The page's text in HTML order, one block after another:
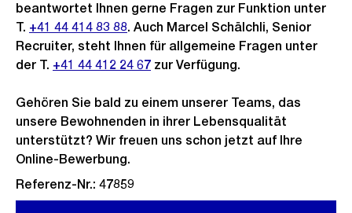
beantwortet Ihnen gerne Fragen zur Funktion unter
T. +41 44 414 83 88. Auch Marcel Schälchli, Senior
Recruiter, steht Ihnen für allgemeine Fragen unter
der T. +41 44 412 24 67 zur Verfügung.
Gehören Sie bald zu einem unserer Teams, das
unsere Bewohnenden in ihrer Lebensqualität
unterstützt? Wir freuen uns schon jetzt auf Ihre
Online-Bewerbung.
Referenz-Nr.: 47859